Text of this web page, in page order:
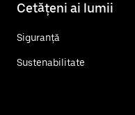
Cetățeni ai lumii
Siguranță
Sustenabilitate